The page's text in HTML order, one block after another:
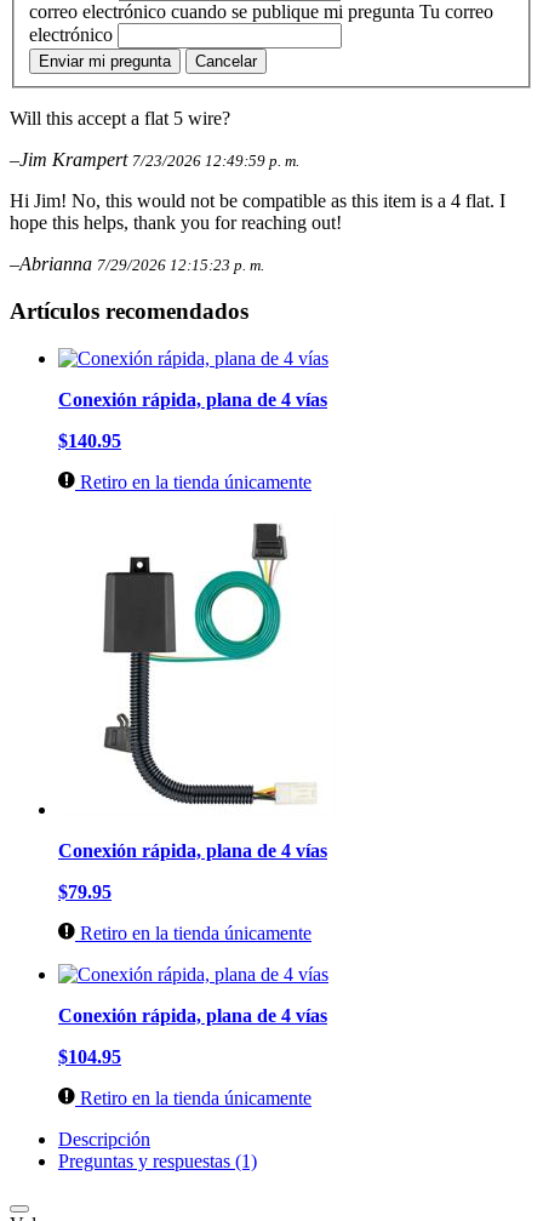
correo electrónico cuando se publique mi pregunta Tu correo
electrónico
Enviar mi pregunta Cancelar
Will this accept a flat 5 wire?
–Jim Krampert 7/23/2026 12:49:59 p. m.
Hi Jim! No, this would not be compatible as this item is a 4 flat. I
hope this helps, thank you for reaching out!
–Abrianna 7/29/2026 12:15:23 p. m.
Artículos recomendados
Conexión rápida, plana de 4 vías
$140.95
Retiro en la tienda únicamente
Conexión rápida, plana de 4 vías
$79.95
Retiro en la tienda únicamente
Conexión rápida, plana de 4 vías
$104.95
Retiro en la tienda únicamente
Descripción
Preguntas y respuestas (1)